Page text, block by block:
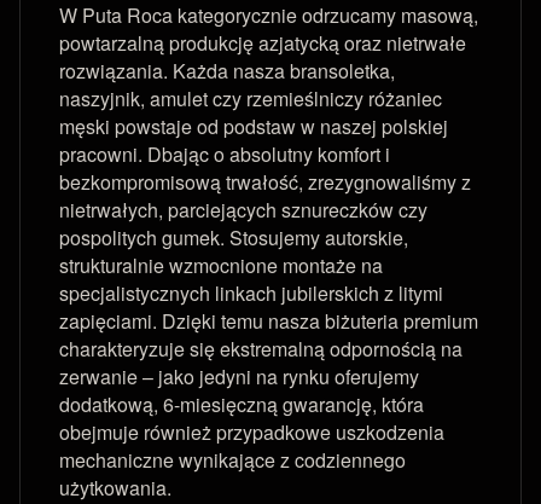
W Puta Roca kategorycznie odrzucamy masową,
powtarzalną produkcję azjatycką oraz nietrwałe
rozwiązania. Każda nasza bransoletka,
naszyjnik, amulet czy rzemieślniczy różaniec
męski powstaje od podstaw w naszej polskiej
pracowni. Dbając o absolutny komfort i
bezkompromisową trwałość, zrezygnowaliśmy z
nietrwałych, parciejących sznureczków czy
pospolitych gumek. Stosujemy autorskie,
strukturalnie wzmocnione montaże na
specjalistycznych linkach jubilerskich z litymi
zapięciami. Dzięki temu nasza biżuteria premium
charakteryzuje się ekstremalną odpornością na
zerwanie – jako jedyni na rynku oferujemy
dodatkową, 6-miesięczną gwarancję, która
obejmuje również przypadkowe uszkodzenia
mechaniczne wynikające z codziennego
użytkowania.